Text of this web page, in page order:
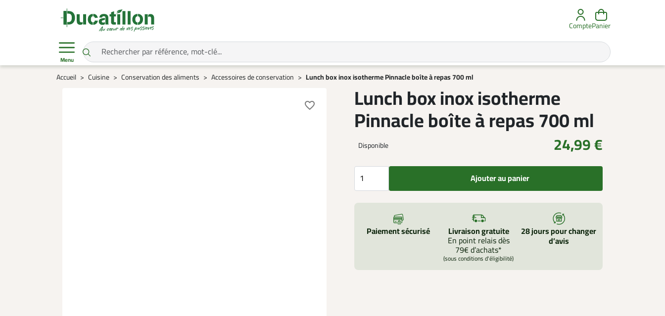
ComptePanier
Menu
Accueil Cuisine Conservation des aliments Accessoires de conservation Lunch box inox isotherme Pinnacle boîte à repas 700 ml
favorite_border Lunch box inox isotherme
Pinnacle boîte à repas 700 ml
Disponible 24,99 €
Ajouter au panier
Paiement sécurisé Livraison gratuite
En point relais dès
79€ d’achats*
(sous conditions d'éligibilité)
28 jours pour changer
d’avis